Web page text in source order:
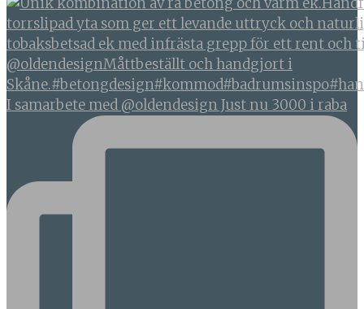
I samarbete med @oldendesign Just nu 3000 i raba